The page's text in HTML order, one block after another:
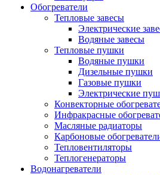
Обогреватели
Тепловые завесы
Электрические
Водяные завесы
Тепловые пушки
Водяные пушки
Дизельные пушки
Газовые пушки
Электрические
Конвекторные
Инфракрасные
Масляные радиаторы
Карбоновые
Тепловентиляторы
Теплогенераторы
Водонагреватели